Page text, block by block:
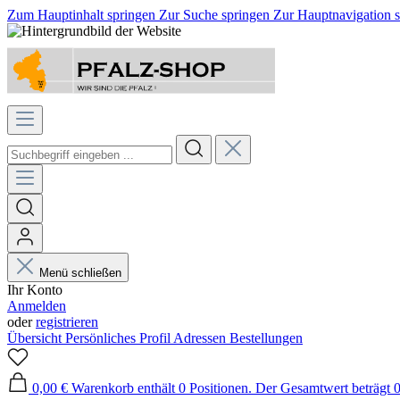
Zum Hauptinhalt springen Zur Suche springen Zur Hauptnavigation
Menü schließen
Ihr Konto
Anmelden
oderregistrieren
Übersicht Persönliches Profil Adressen Bestellungen
0,00 € Warenkorb enthält 0 Positionen. Der Gesamtwert beträgt